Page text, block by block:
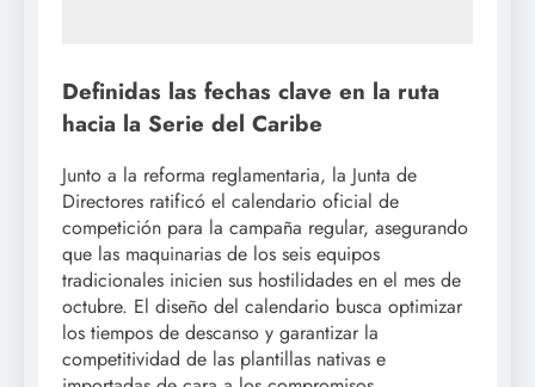
Definidas las fechas clave en la ruta
hacia la Serie del Caribe
Junto a la reforma reglamentaria, la Junta de
Directores ratificó el calendario oficial de
competición para la campaña regular, asegurando
que las maquinarias de los seis equipos
tradicionales inicien sus hostilidades en el mes de
octubre. El diseño del calendario busca optimizar
los tiempos de descanso y garantizar la
competitividad de las plantillas nativas e